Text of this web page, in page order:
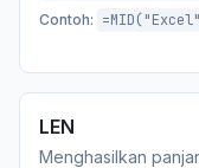
Contoh:
LEN
Menghasilkan